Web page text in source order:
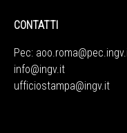
CONTATTI
Pec:
info@ingv.it
ufficiostampa@ingv.it